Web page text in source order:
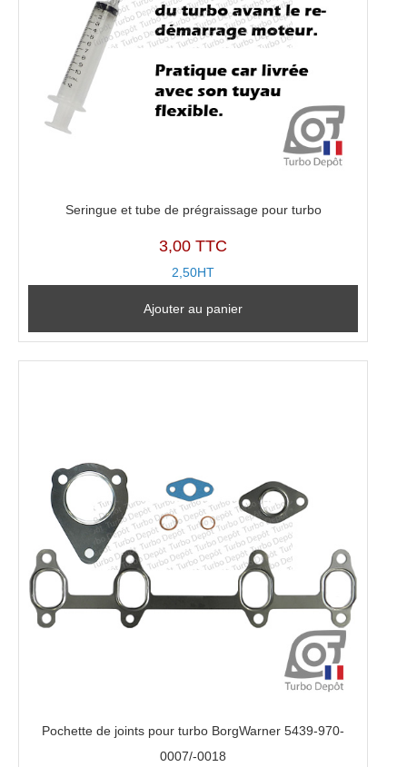
Seringue et tube de prégraissage pour turbo
3,00 TTC
2,50HT
Ajouter au panier
Pochette de joints pour turbo BorgWarner 5439-970-
0007/-0018